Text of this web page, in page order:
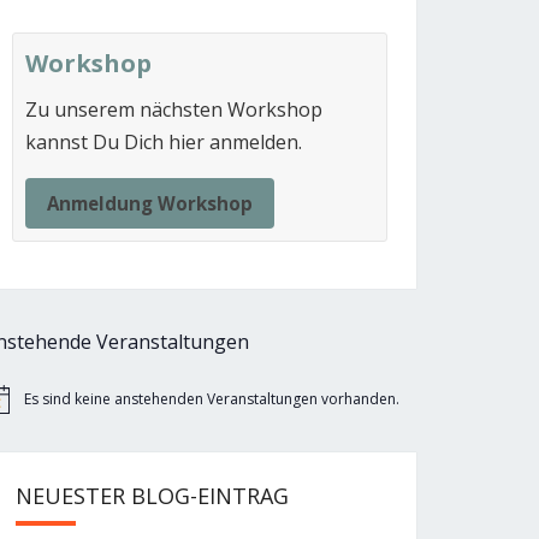
Workshop
Zu unserem nächsten Workshop
kannst Du Dich hier anmelden.
Anmeldung Workshop
Veranstaltungen
Es sind keine anstehenden Veranstaltungen vorhanden.
NEUESTER BLOG-EINTRAG